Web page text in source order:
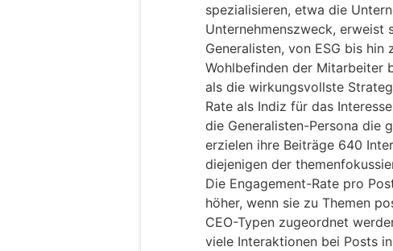
spezialisieren, etwa die
Unternehmenszweck, erweist
Generalisten, von ESG bis
Wohlbefinden der Mitarbeiter
als die wirkungsvollste
Rate als Indiz für das
die Generalisten-Persona die
erzielen ihre Beiträge 640
diejenigen der
Die Engagement-Rate pro
höher, wenn sie zu Themen
CEO-Typen zugeordnet
viele Interaktionen bei Posts